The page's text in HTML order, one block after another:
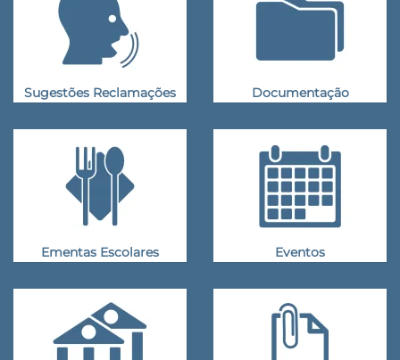
Sugestões Reclamações Documentação
Ementas Escolares Eventos